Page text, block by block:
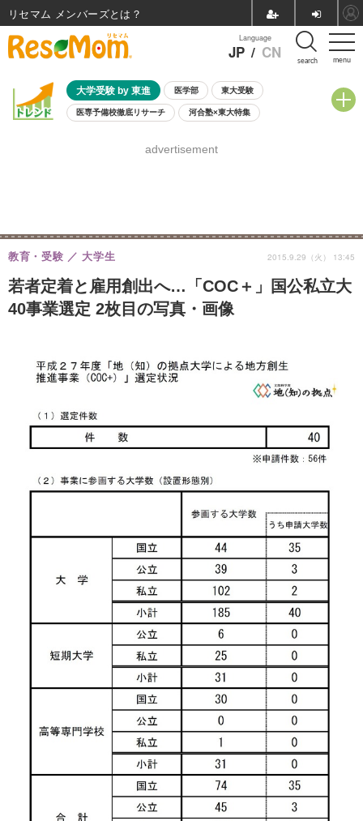
menu
Language
JP / CN search
大学受験 by 東進 医学部 東大受験
医専予備校徹底リサーチ 河合塾×東大特集
8月開催学校説明会・相談会
advertisement
若者定着と雇用創出へ…「COC＋」国公私立大
40事業選定 2枚目の写真・画像
教育・受験 大学生 2015.9.29（火） 13:45
リセマム メンバーズ